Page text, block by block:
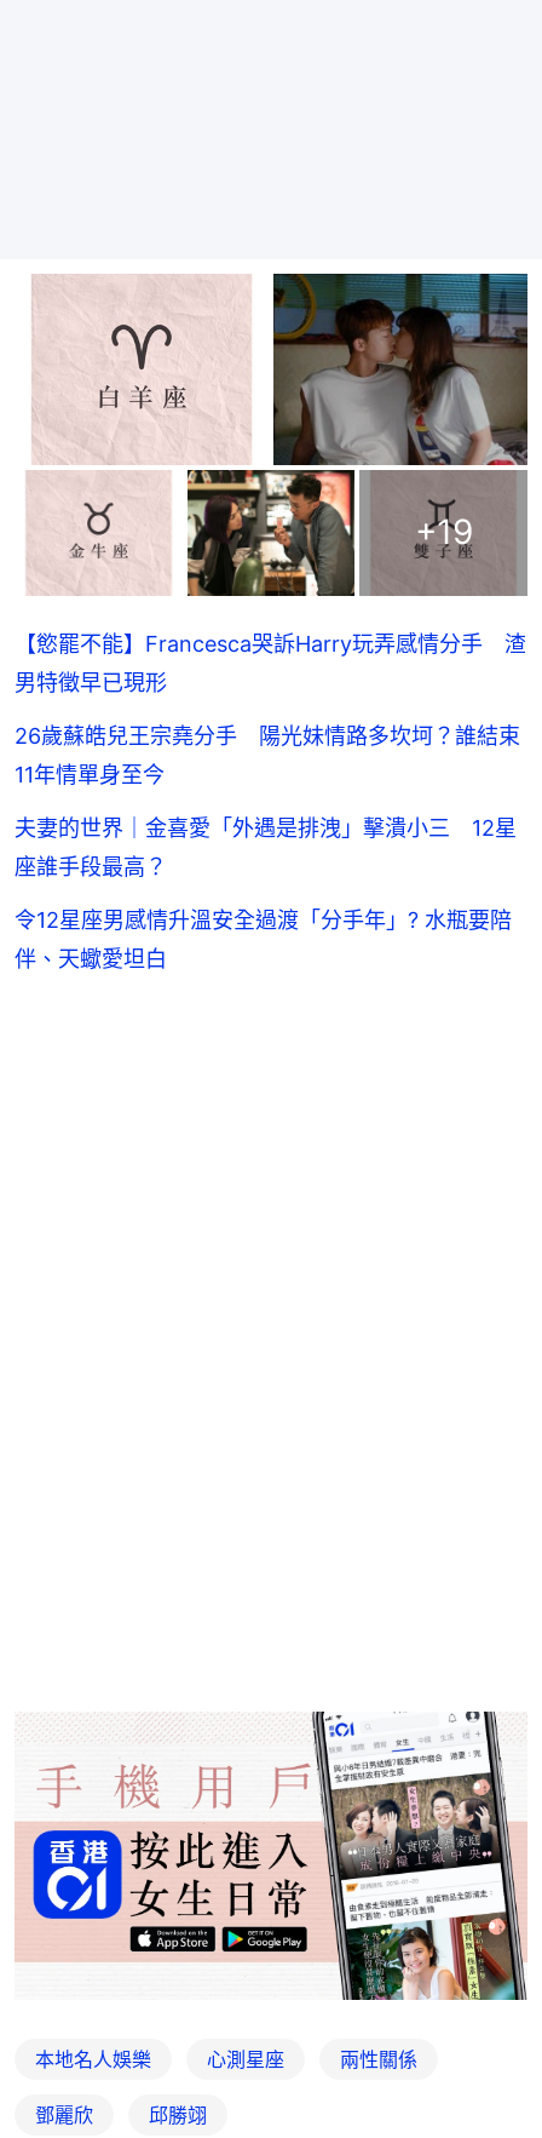
+19
【慾罷不能】Francesca哭訴Harry玩弄感情分手 渣
男特徵早已現形
26歲蘇皓兒王宗堯分手 陽光妹情路多坎坷？誰結束
11年情單身至今
夫妻的世界｜金喜愛「外遇是排洩」擊潰小三 12星
座誰手段最高？
令12星座男感情升溫安全過渡「分手年」? 水瓶要陪
伴、天蠍愛坦白
本地名人娛樂 心測星座 兩性關係
鄧麗欣 邱勝翊